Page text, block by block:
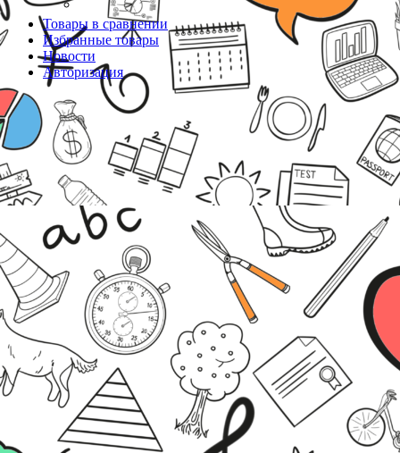
Товары в сравнении
Избранные товары
Новости
Авторизация